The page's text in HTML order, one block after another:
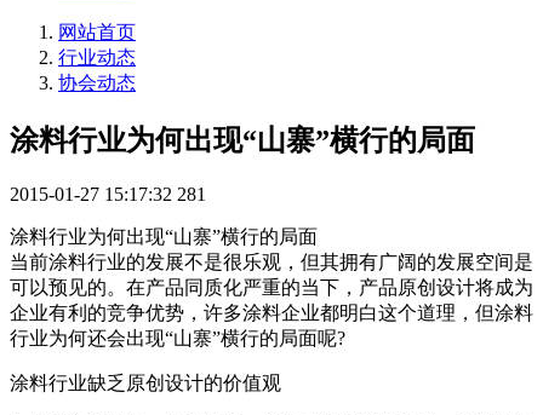
网站首页
行业动态
协会动态
涂料行业为何出现“山寨”横行的局面
2015-01-27 15:17:32 281
涂料行业为何出现“山寨”横行的局面
当前涂料行业的发展不是很乐观，但其拥有广阔的发展空间是
可以预见的。在产品同质化严重的当下，产品原创设计将成为
企业有利的竞争优势，许多涂料企业都明白这个道理，但涂料
行业为何还会出现“山寨”横行的局面呢?
涂料行业缺乏原创设计的价值观